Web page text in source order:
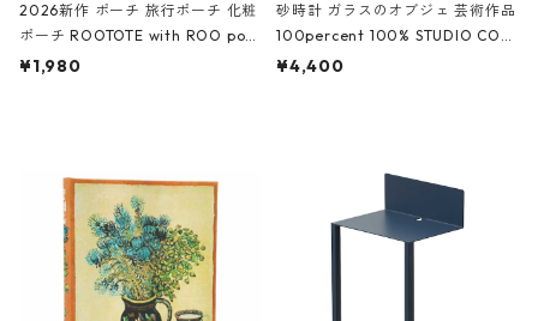
2026新作 ポーチ 旅行ポーチ 化粧
ポーチ ROOTOTE with ROO pou
ch 3532 ルートート WR.ポーチ.ラ
¥1,980
砂時計 ガラスのオブジェ 芸術作品
100percent 100% STUDIO COH
AKU Timeless 100パーセント ス
¥4,400